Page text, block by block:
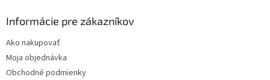
Informácie pre zákazníkov
Ako nakupovať
Moja objednávka
Obchodné podmienky